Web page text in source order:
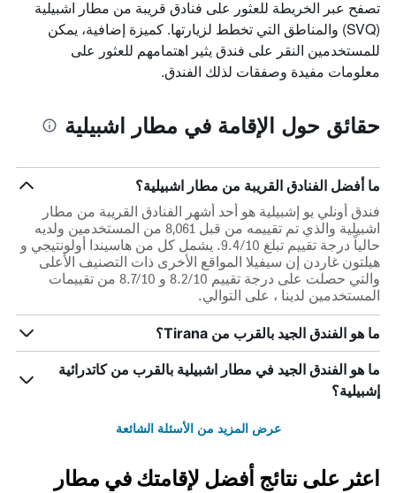
تصفح عبر الخريطة للعثور على فنادق قريبة من مطار اشبيلية
(SVQ) والمناطق التي تخطط لزيارتها. كميزة إضافية، يمكن
للمستخدمين النقر على فندق يثير اهتمامهم للعثور على
معلومات مفيدة وصفقات لذلك الفندق.
حقائق حول الإقامة في مطار اشبيلية
ما أفضل الفنادق القريبة من مطار اشبيلية؟
فندق أونلي يو إشبيلية هو أحد أشهر الفنادق القريبة من مطار
اشبيلية والذي تم تقييمه من قبل 8,061 من المستخدمين ولديه
حالياً درجة تقييم تبلغ 9.4/10. يشمل كل من هاسيندا أولونتيجي و
هيلتون غاردن إن سيفيلا المواقع الأخرى ذات التصنيف الأعلى
والتي حصلت على درجة تقييم 8.2/10 و 8.7/10 من تقييمات
المستخدمين لدينا ، على التوالي.
ما هو الفندق الجيد بالقرب من Tirana؟
ما هو الفندق الجيد في مطار اشبيلية بالقرب من كاتدرائية
إشبيلية؟
عرض المزيد من الأسئلة الشائعة
اعثر على نتائج أفضل لإقامتك في مطار